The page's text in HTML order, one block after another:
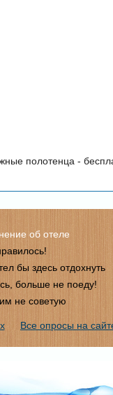
полотенца -
об отеле
бы здесь отдохнуть
больше не поеду!
не советую
Все опросы на